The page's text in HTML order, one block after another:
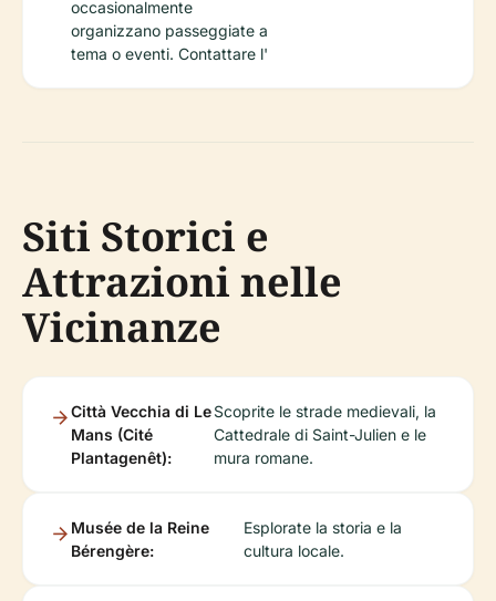
occasionalmente
organizzano passeggiate a
tema o eventi. Contattare l'
Siti Storici e
Attrazioni nelle
Vicinanze
Città Vecchia di Le
Mans (Cité
Plantagenêt):
Scoprite le strade medievali, la
Cattedrale di Saint-Julien e le
mura romane.
Musée de la Reine
Bérengère:
Esplorate la storia e la
cultura locale.